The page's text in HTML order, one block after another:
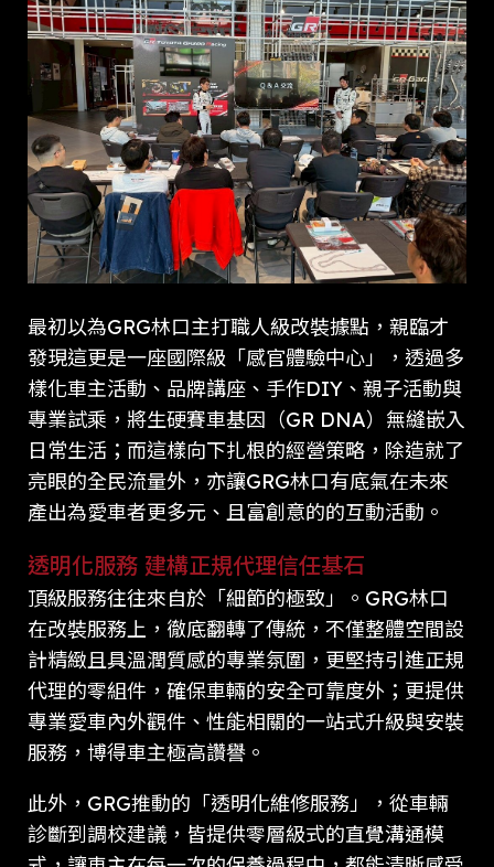
最初以為GRG林口主打職人級改裝據點，親臨才
發現這更是一座國際級「感官體驗中心」，透過多
樣化車主活動、品牌講座、手作DIY、親子活動與
專業試乘，將生硬賽車基因（GR DNA）無縫嵌入
日常生活；而這樣向下扎根的經營策略，除造就了
亮眼的全民流量外，亦讓GRG林口有底氣在未來
產出為愛車者更多元、且富創意的的互動活動。
透明化服務 建構正規代理信任基石
頂級服務往往來自於「細節的極致」。GRG林口
在改裝服務上，徹底翻轉了傳統，不僅整體空間設
計精緻且具溫潤質感的專業氛圍，更堅持引進正規
代理的零組件，確保車輛的安全可靠度外；更提供
專業愛車內外觀件、性能相關的一站式升級與安裝
服務，博得車主極高讚譽。
此外，GRG推動的「透明化維修服務」，從車輛
診斷到調校建議，皆提供零層級式的直覺溝通模